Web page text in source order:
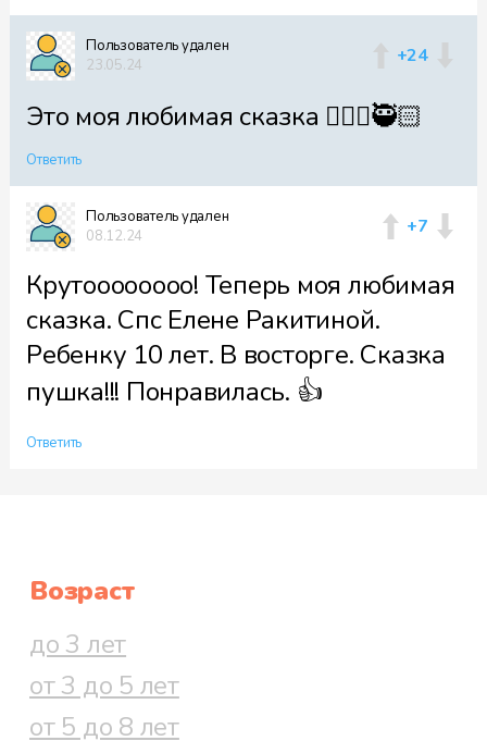
Пользователь удален
23.05.24
+24
Это моя любимая сказка 🏄🏼🥉🥷🏻
Ответить
Пользователь удален
08.12.24
+7
Крутоооооооо! Теперь моя любимая
сказка. Спс Елене Ракитиной.
Ребенку 10 лет. В восторге. Сказка
пушка!!! Понравилась. 👍
Ответить
Возраст
до 3 лет
от 3 до 5 лет
от 5 до 8 лет